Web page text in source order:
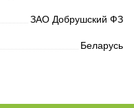
ЗАО Добрушский ФЗ
Беларусь